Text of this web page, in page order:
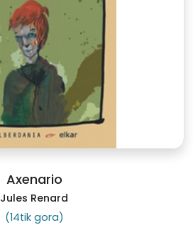
Axenario
Jules Renard
(14tik gora)